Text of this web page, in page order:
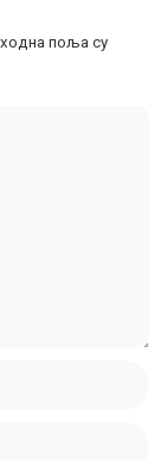
поља су